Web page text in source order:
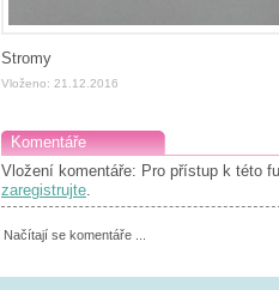
Stromy
Vloženo: 21.12.2016
Komentáře
Vložení komentáře: Pro přístup k této
zaregistrujte.
Načítají se komentáře ...